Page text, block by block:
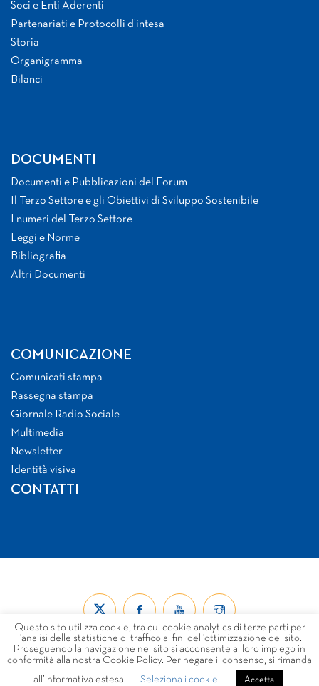
Soci e Enti Aderenti
Partenariati e Protocolli d’intesa
Storia
Organigramma
Bilanci
DOCUMENTI
Documenti e Pubblicazioni del Forum
Il Terzo Settore e gli Obiettivi di Sviluppo Sostenibile
I numeri del Terzo Settore
Leggi e Norme
Bibliografia
Altri Documenti
COMUNICAZIONE
Comunicati stampa
Rassegna stampa
Giornale Radio Sociale
Multimedia
Newsletter
Identità visiva
CONTATTI
© Forum Nazionale del Terzo Settore ETS 2026
Questo sito utilizza cookie, tra cui cookie analytics di terze parti per
l’analisi delle statistiche di traffico ai fini dell’ottimizzazione del sito.
Proseguendo la navigazione nel sito si acconsente al loro impiego in
conformità alla nostra Cookie Policy. Per negare il consenso, si rimanda
all’informativa estesa
Seleziona i cookie Accetta